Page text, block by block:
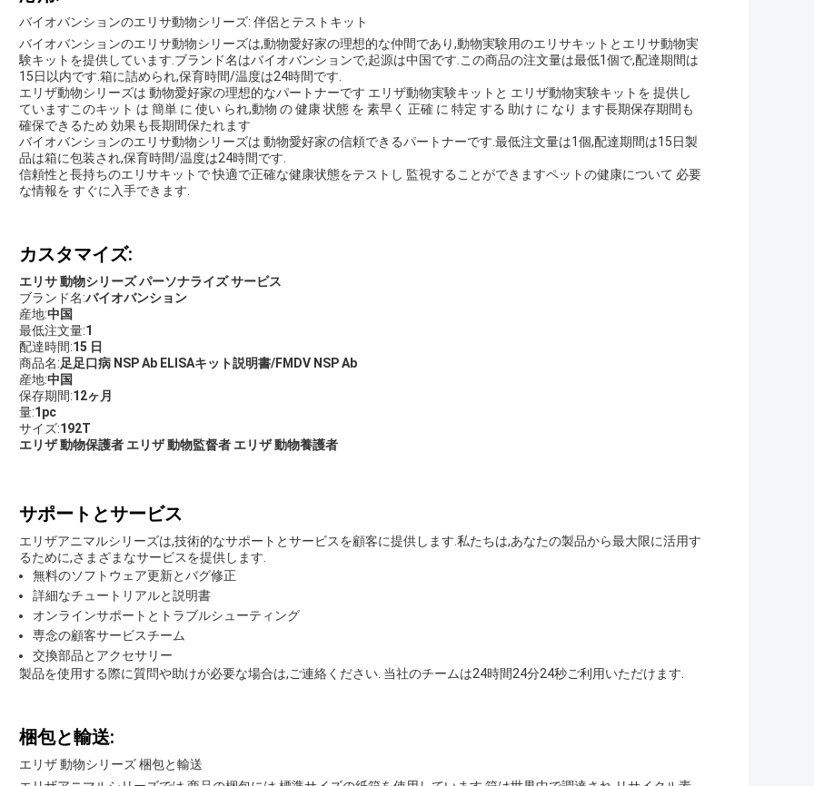
バイオバンションのエリサ動物シリーズ: 伴侶とテストキット
バイオバンションのエリサ動物シリーズは,動物愛好家の理想的な仲間であり,動物実験用のエリサキットとエリサ動物実
験キットを提供しています.ブランド名はバイオバンションで,起源は中国です.この商品の注文量は最低1個で,配達期間は
15日以内です.箱に詰められ,保育時間/温度は24時間です.
エリザ動物シリーズは 動物愛好家の理想的なパートナーです エリザ動物実験キットと エリザ動物実験キットを 提供し
ていますこのキット は 簡単 に 使い られ,動物 の 健康 状態 を 素早く 正確 に 特定 する 助け に なり ます長期保存期間も
確保できるため 効果も長期間保たれます
バイオバンションのエリサ動物シリーズは 動物愛好家の信頼できるパートナーです.最低注文量は1個,配達期間は15日製
品は箱に包装され,保育時間/温度は24時間です.
信頼性と長持ちのエリサキットで 快適で正確な健康状態をテストし 監視することができますペットの健康について 必要
な情報を すぐに入手できます.
カスタマイズ:
エリサ 動物シリーズ パーソナライズ サービス
ブランド名:バイオバンション
産地:中国
最低注文量:1
配達時間:15 日
商品名:足足口病 NSP Ab ELISAキット説明書/FMDV NSP Ab
産地:中国
保存期間:12ヶ月
量:1pc
サイズ:192T
エリザ 動物保護者 エリザ 動物監督者 エリザ 動物養護者
サポートとサービス
エリザアニマルシリーズは,技術的なサポートとサービスを顧客に提供します.私たちは,あなたの製品から最大限に活用す
るために,さまざまなサービスを提供します.
無料のソフトウェア更新とバグ修正
詳細なチュートリアルと説明書
オンラインサポートとトラブルシューティング
専念の顧客サービスチーム
交換部品とアクセサリー
製品を使用する際に質問や助けが必要な場合は,ご連絡ください. 当社のチームは24時間24分24秒ご利用いただけます.
梱包と輸送:
エリザ 動物シリーズ 梱包と輸送